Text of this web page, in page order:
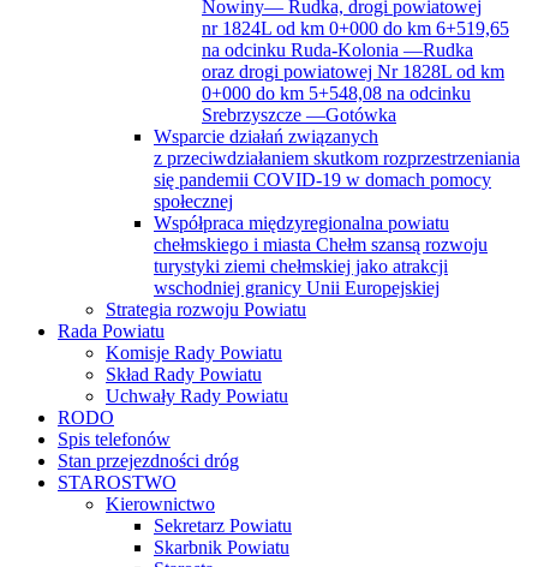
Nowiny— Rudka, drogi powiatowej
nr 1824L od km 0+000 do km 6+519,65
na odcinku Ruda-Kolonia —Rudka
oraz drogi powiatowej Nr 1828L od km
0+000 do km 5+548,08 na odcinku
Srebrzyszcze —Gotówka
Wsparcie działań związanych
z przeciwdziałaniem skutkom rozprzestrzeniania
się pandemii COVID-19 w domach pomocy
społecznej
Współpraca międzyregionalna powiatu
chełmskiego i miasta Chełm szansą rozwoju
turystyki ziemi chełmskiej jako atrakcji
wschodniej granicy Unii Europejskiej
Strategia rozwoju Powiatu
Rada Powiatu
Komisje Rady Powiatu
Skład Rady Powiatu
Uchwały Rady Powiatu
RODO
Spis telefonów
Stan przejezdności dróg
STAROSTWO
Kierownictwo
Sekretarz Powiatu
Skarbnik Powiatu